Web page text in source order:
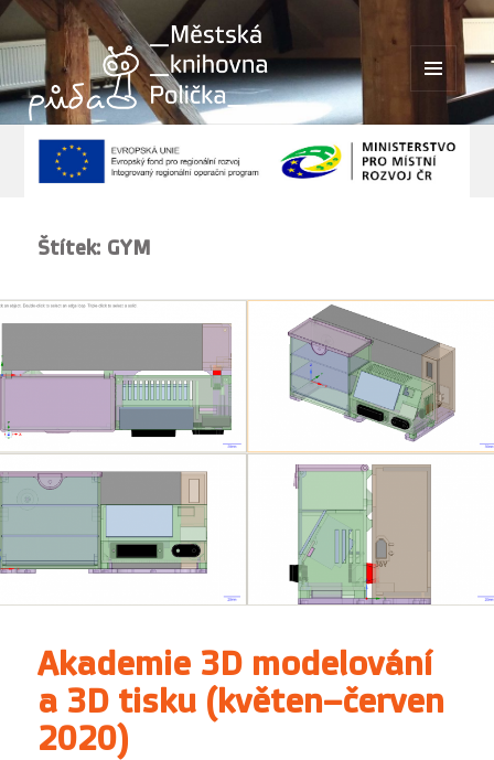
MENU
WIDGETY
Štítek: GYM
Akademie 3D modelování
a 3D tisku (květen–červen
2020)